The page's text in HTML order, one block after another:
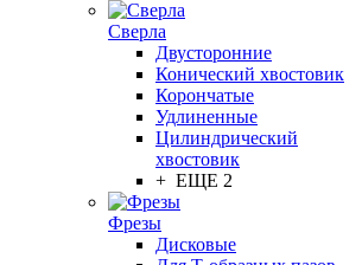
Сверла
Двусторонние
Конический хвостовик
Корончатые
Удлиненные
Цилиндрический
хвостовик
+ ЕЩЕ 2
Фрезы
Дисковые